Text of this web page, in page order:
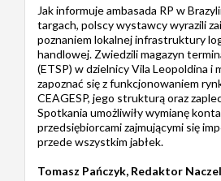
Jak informuje ambasada RP w
targach, polscy wystawcy wyrazili
poznaniem lokalnej infrastruktury
handlowej. Zwiedzili magazyn
(ETSP) w dzielnicy Vila Leopoldina i
zapoznać się z funkcjonowaniem
CEAGESP, jego strukturą oraz
Spotkania umożliwiły wymianę
przedsiębiorcami zajmującymi się
przede wszystkim jabłek.
Tomasz Pańczyk, Redaktor